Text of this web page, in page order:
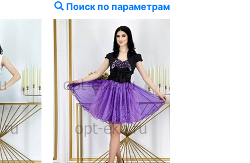
Поиск по параметрам